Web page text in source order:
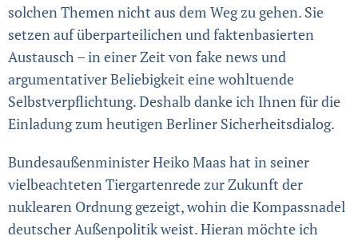
solchen Themen nicht aus dem Weg zu gehen. Sie
setzen auf überparteilichen und faktenbasierten
Austausch – in einer Zeit von fake news und
argumentativer Beliebigkeit eine wohltuende
Selbstverpflichtung. Deshalb danke ich Ihnen für die
Einladung zum heutigen Berliner Sicherheitsdialog.
Bundesaußenminister Heiko Maas hat in seiner
vielbeachteten Tiergartenrede zur Zukunft der
nuklearen Ordnung gezeigt, wohin die Kompassnadel
deutscher Außenpolitik weist. Hieran möchte ich